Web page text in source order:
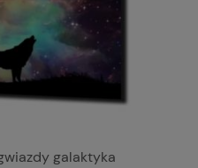
galaktyka